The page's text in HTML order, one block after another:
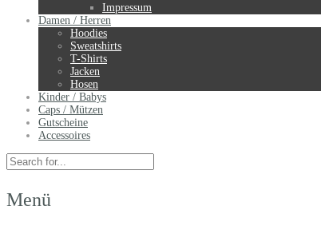
Impressum
Damen / Herren
Hoodies
Sweatshirts
T-Shirts
Jacken
Hosen
Kinder / Babys
Caps / Mützen
Gutscheine
Accessoires
Menü